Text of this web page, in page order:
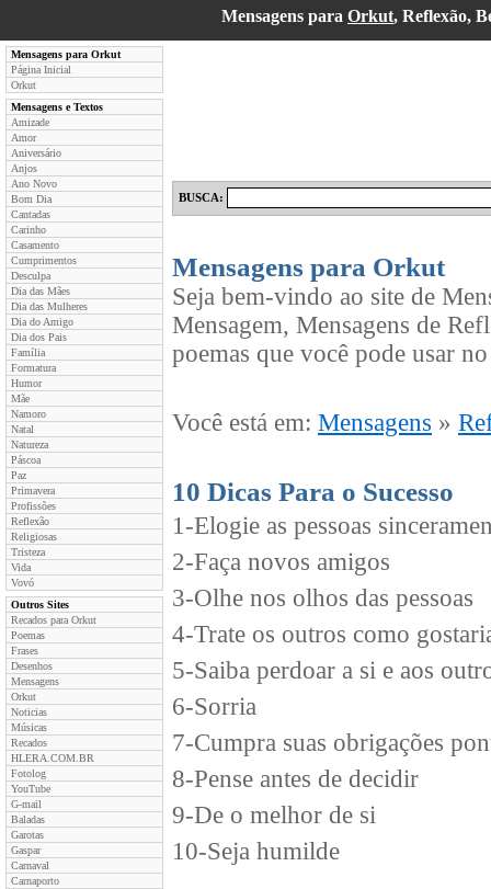
Mensagens para Orkut, Reflexão,
Mensagens para Orkut
Página Inicial
Orkut
Mensagens e Textos
Amizade
Amor
Aniversário
Anjos
Ano Novo
Bom Dia
Cantadas
Carinho
Casamento
Cumprimentos
Desculpa
Dia das Mães
Dia das Mulheres
Dia do Amigo
Dia dos Pais
Família
Formatura
Humor
Mãe
Namoro
Natal
Natureza
Páscoa
Paz
Primavera
Profissões
Reflexão
Religiosas
Tristeza
Vida
Vovó
Outros Sites
Recados para Orkut
Poemas
Frases
Desenhos
Mensagens
Orkut
Noticias
Músicas
Recados
HLERA.COM.BR
Fotolog
YouTube
G-mail
Baladas
Garotas
Gaspar
Carnaval
Carnaporto
BUSCA:
Mensagens para Orkut
Seja bem-vindo ao site de
Mensagem, Mensagens de
poemas que você pode usar
Você está em: Mensagens »
10 Dicas Para o Sucesso
1-Elogie as pessoas
2-Faça novos amigos
3-Olhe nos olhos das pessoas
4-Trate os outros como
5-Saiba perdoar a si e aos
6-Sorria
7-Cumpra suas obrigações
8-Pense antes de decidir
9-De o melhor de si
10-Seja humilde